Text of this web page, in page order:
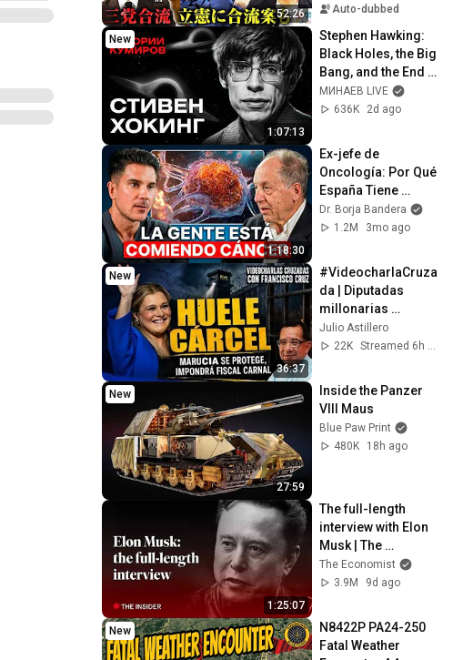
52:26
党合流構想に浮上し
た「第4の選択肢」
とは？【今野忍×山
本期日前】｜選挙ド
ットコム
Auto-dubbed
1:07:13
New
Stephen Hawking:
Black Holes, the Big
Bang, and the End
of the Universe /
Idol Stories /
МИНАЕВ LIVE
636K
2d ago
1:18:30
Ex-jefe de
Oncología: Por Qué
España Tiene
Tantos Casos de
Cáncer (la
plato)
Dr. Borja Bandera
1.2M
3mo ago
36:37
New
#VideocharlaCruza
da | Diputadas
millonarias
“antiviejitos” y el
cinismo de Morena
Julio Astillero
22K
Streamed 6h ago
27:59
New
Inside the Panzer
VIII Maus
Blue Paw Print
480K
18h ago
1:25:07
The full-length
interview with Elon
Musk | The
Economist
The Economist
3.9M
9d ago
New
N8422P PA24-250
Fatal Weather